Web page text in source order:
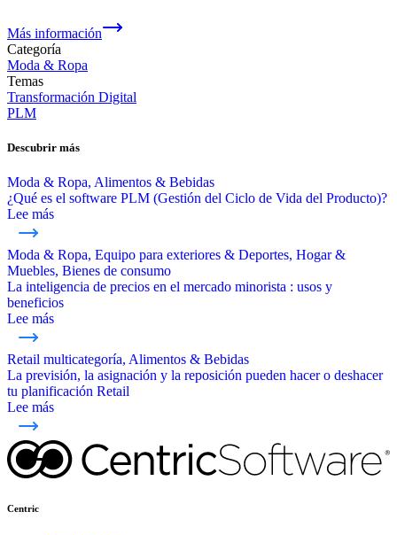
Más información
Categoría
Moda & Ropa
Temas
Transformación Digital
PLM
Descubrir más
Moda & Ropa, Alimentos & Bebidas
¿Qué es el software PLM (Gestión del Ciclo de Vida del Producto)?
Lee más
Moda & Ropa, Equipo para exteriores & Deportes, Hogar &
Muebles, Bienes de consumo
La inteligencia de precios en el mercado minorista : usos y
beneficios
Lee más
Retail multicategoría, Alimentos & Bebidas
La previsión, la asignación y la reposición pueden hacer o deshacer
tu planificación Retail
Lee más
Centric